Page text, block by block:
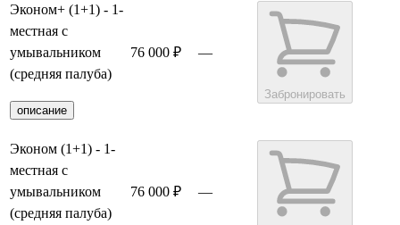
Эконом+ (1+1) - 1-
местная с
умывальником
(средняя палуба)
описание
76 000 ₽ —
Забронировать
Эконом (1+1) - 1-
местная с
умывальником
(средняя палуба)
76 000 ₽ —